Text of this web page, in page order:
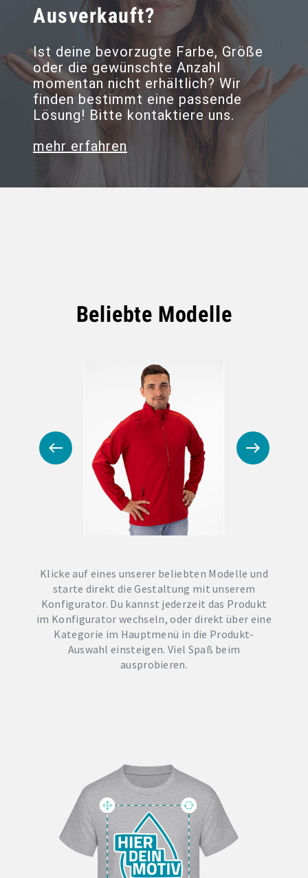
Ausverkauft?
Ist deine bevorzugte Farbe, Größe
oder die gewünschte Anzahl
momentan nicht erhältlich? Wir
finden bestimmt eine passende
Lösung! Bitte kontaktiere uns.
mehr erfahren
Beliebte Modelle
Klicke auf eines unserer beliebten Modelle und
starte direkt die Gestaltung mit unserem
Konfigurator. Du kannst jederzeit das Produkt
im Konfigurator wechseln, oder direkt über eine
Kategorie im Hauptmenü in die Produkt-
Auswahl einsteigen. Viel Spaß beim
ausprobieren.